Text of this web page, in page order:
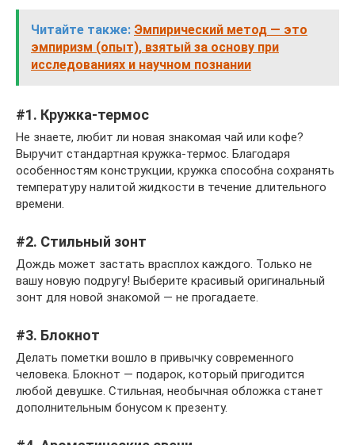
Читайте также: Эмпирический метод — это
эмпиризм (опыт), взятый за основу при
исследованиях и научном познании
#1. Кружка-термос
Не знаете, любит ли новая знакомая чай или кофе?
Выручит стандартная кружка-термос. Благодаря
особенностям конструкции, кружка способна сохранять
температуру налитой жидкости в течение длительного
времени.
#2. Стильный зонт
Дождь может застать врасплох каждого. Только не
вашу новую подругу! Выберите красивый оригинальный
зонт для новой знакомой — не прогадаете.
#3. Блокнот
Делать пометки вошло в привычку современного
человека. Блокнот — подарок, который пригодится
любой девушке. Стильная, необычная обложка станет
дополнительным бонусом к презенту.